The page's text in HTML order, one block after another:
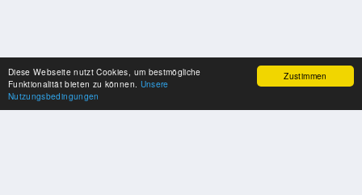
Zustimmen
Diese Webseite nutzt Cookies, um bestmögliche
Funktionalität bieten zu können. Unsere
Nutzungsbedingungen